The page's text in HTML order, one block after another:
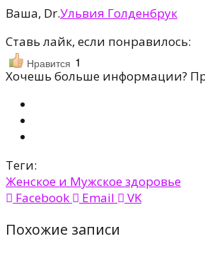
Ваша, Dr.Ульвия Голденбрук
Ставь лайк, если понравилось:
Нравится 1
Хочешь больше информации?
Теги:
Женское и Мужское здоровье
Facebook
Email VK
Похожие записи